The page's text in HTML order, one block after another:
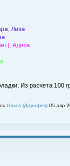
Лиза
Адиса
Из расчета 100
Ольга (Дорофея) 05 апр